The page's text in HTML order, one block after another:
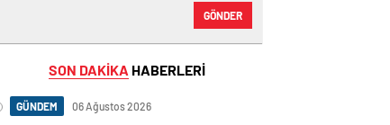
GÖNDER
SON DAKİKA HABERLERİ
GÜNDEM 06 Ağustos 2026